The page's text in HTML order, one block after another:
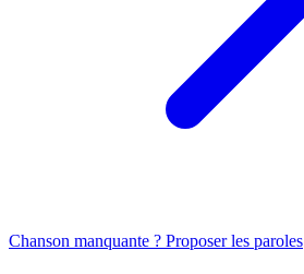
Chanson manquante ? Proposer les paroles